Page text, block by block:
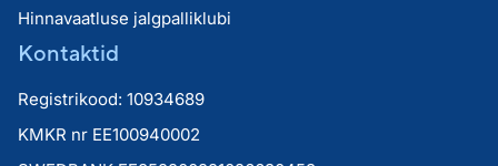
Hinnavaatluse jalgpalliklubi
Kontaktid
Registrikood: 10934689
KMKR nr EE100940002